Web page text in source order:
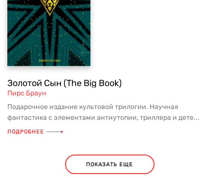
Золотой Сын (The Big Book)
Пирс Браун
Подарочное издание культовой трилогии. Научная
фантастика с элементами антиутопии, триллера и дете...
ПОДРОБНЕЕ
ПОКАЗАТЬ ЕЩЕ